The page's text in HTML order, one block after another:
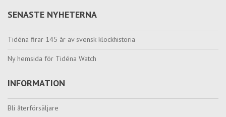
SENASTE NYHETERNA
Tidéna firar 145 år av svensk klockhistoria
Ny hemsida för Tidéna Watch
INFORMATION
Bli återförsäljare